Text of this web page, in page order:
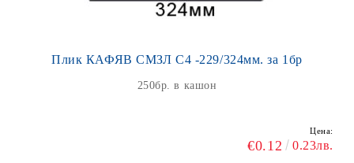
Плик КАФЯВ СМЗЛ С4 -229/324мм. за 1бр
250бр. в кашон
Цена:
€0.12 0.23лв.